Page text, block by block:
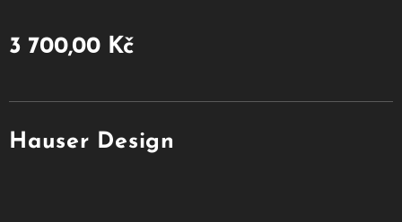
3 700,00Kč
Hauser Design